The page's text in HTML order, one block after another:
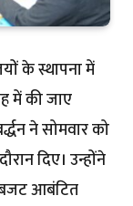
के स्थापना में
में की जाए
ने सोमवार को
दिए। उन्होंने
आबंटित